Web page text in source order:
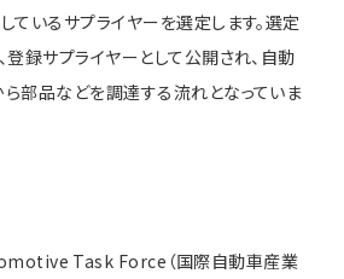
ているサプライヤーを選定します。選定
登録サプライヤーとして公開され、自動
部品などを調達する流れとなっていま
Task Force（国際自動車産業